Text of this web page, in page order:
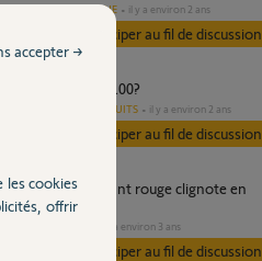
DOMOTIQUE il y a environ 2 ans
Participer au fil de discussion
camera visidom oc 100?
AUTRES PRODUITS il y a environ 2 ans
Participer au fil de discussion
il y a environ 3 ans
Participer au fil de discussion
les cookies
offrir
accepter →